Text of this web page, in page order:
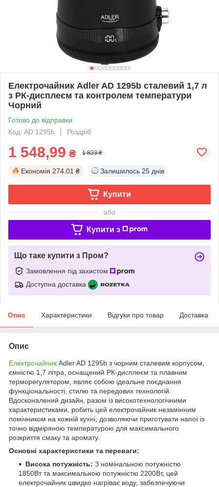
Електрочайник Adler AD 1295b сталевий 1,7 л
з РК-дисплеєм та контролем температури
Чорний
Готово до відправки
Код: AD 1295b
Роздріб
1 548,99 ₴ 1 823 ₴
Економія 274.01 ₴ Залишилось 25 днів
Купити
або
Купити з
Що таке купити з Пром?
Замовлення під захистом
Доступна доставка
Опис Характеристики Відгуки про товар Доставка
Опис
Електрочайник Adler AD 1295b з чорним сталевим корпусом,
ємністю 1,7 літра, оснащений РК-дисплеєм та плавним
терморегулятором, являє собою ідеальне поєднання
функціональності, стилю та передових технологій.
Вдосконалений дизайн, разом із високотехнологічними
характеристиками, робить цей електрочайник незамінним
помічником на кожній кухні, дозволяючи приготувати напої із
точно відміряною температурою для максимального
розкриття смаку та аромату.
Основні характеристики та переваги:
Висока потужність: З номінальною потужністю
1850Вт та максимальною потужністю 2200Вт, цей
електрочайник швидко нагріває воду, забезпечуючи